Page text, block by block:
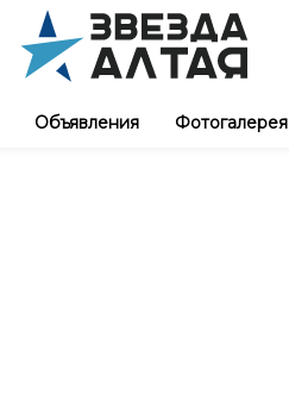
Объявления Фотогалерея